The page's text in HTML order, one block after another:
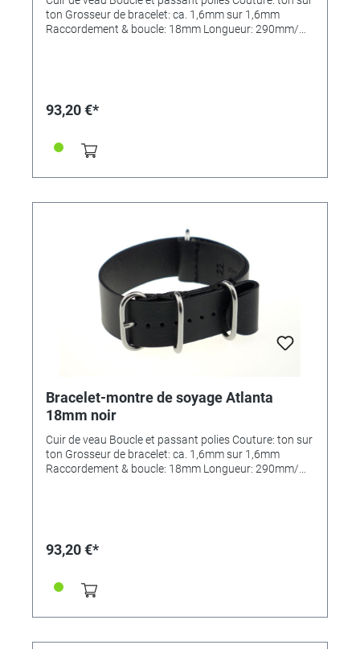
ton Grosseur de bracelet: ca. 1,6mm sur 1,6mm
Raccordement & boucle: 18mm Longueur: 290mm/
93,20 €*
Bracelet-montre de soyage Atlanta
18mm noir
Cuir de veau Boucle et passant polies Couture: ton sur
ton Grosseur de bracelet: ca. 1,6mm sur 1,6mm
Raccordement & boucle: 18mm Longueur: 290mm/
93,20 €*